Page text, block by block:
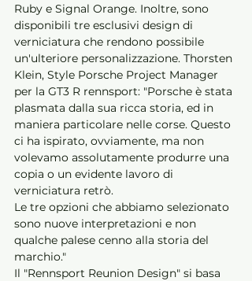
Ruby e Signal Orange. Inoltre, sono
disponibili tre esclusivi design di
verniciatura che rendono possibile
un'ulteriore personalizzazione. Thorsten
Klein, Style Porsche Project Manager
per la GT3 R rennsport: "Porsche è stata
plasmata dalla sua ricca storia, ed in
maniera particolare nelle corse. Questo
ci ha ispirato, ovviamente, ma non
volevamo assolutamente produrre una
copia o un evidente lavoro di
verniciatura retrò.
Le tre opzioni che abbiamo selezionato
sono nuove interpretazioni e non
qualche palese cenno alla storia del
marchio."
Il "Rennsport Reunion Design" si basa